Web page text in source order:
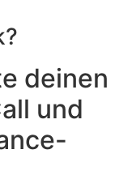
deinen
und